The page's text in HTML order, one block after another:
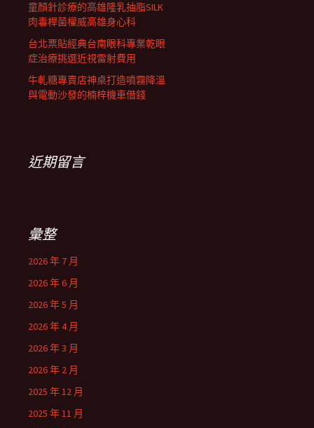
童顏針診療的高雄隆乳抽脂SILK
肉毒桿菌權威高雄身心科
台北票貼經典台南眼科專業乾眼
症治療挑選近視雷射費用
牛軋糖專賣店神桌打造噴霧降溫
與電動沙發的楠梓機車借錢
近期留言
彙整
2026 年 7 月
2026 年 6 月
2026 年 5 月
2026 年 4 月
2026 年 3 月
2026 年 2 月
2025 年 12 月
2025 年 11 月